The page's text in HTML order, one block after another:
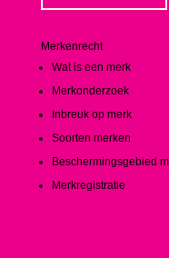
Merkenrecht
Wat is een merk
Merkonderzoek
Inbreuk op merk
Soorten merken
Beschermingsgebied
Merkregistratie